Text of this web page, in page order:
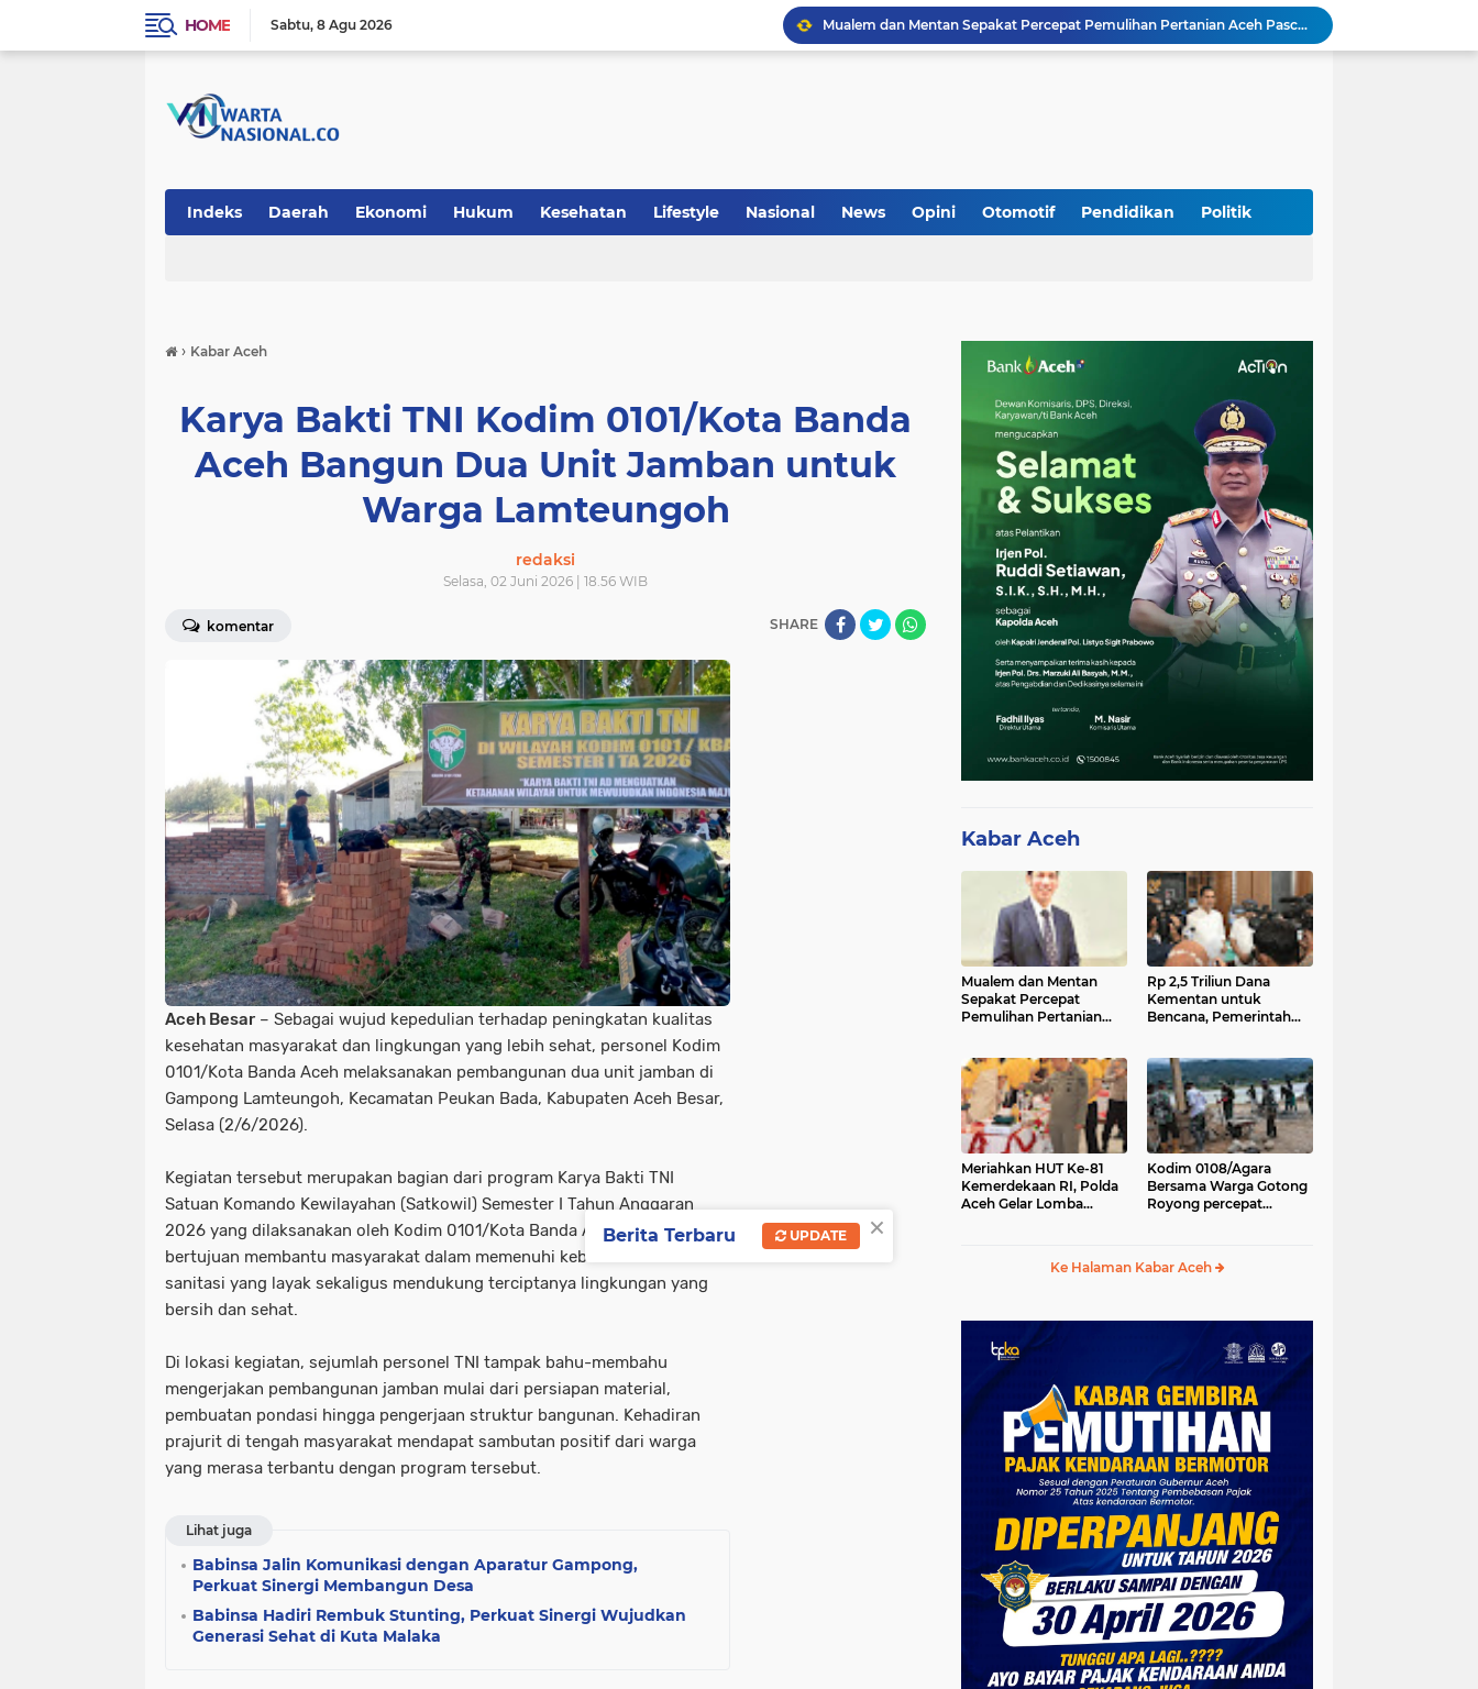
HOME Sabtu 8 Agu 2026
Mualem dan Mentan Sepakat Percepat Pemulihan Pertanian Aceh Pascabencana
Rp 2,5 Triliun Dana Kementan untuk Bencana, Pemerintah Aceh kelola Rp 9,7 M
Jaga Stabilitas Wilayah, Koramil Montasik Intensifkan Patroli Keamanan di Desa Binaan
Indeks Daerah Ekonomi Hukum Kesehatan Lifestyle Nasional News Opini Otomotif Pendidikan Politik
› Kabar Aceh
Karya Bakti TNI Kodim 0101/Kota Banda
Aceh Bangun Dua Unit Jamban untuk
Warga Lamteungoh
redaksi
Selasa, 02 Juni 2026 | 18.56 WIB
komentar SHARE
Aceh Besar – Sebagai wujud kepedulian terhadap peningkatan kualitas
kesehatan masyarakat dan lingkungan yang lebih sehat, personel Kodim
0101/Kota Banda Aceh melaksanakan pembangunan dua unit jamban di
Gampong Lamteungoh, Kecamatan Peukan Bada, Kabupaten Aceh Besar,
Selasa (2/6/2026).
Kegiatan tersebut merupakan bagian dari program Karya Bakti TNI
Satuan Komando Kewilayahan (Satkowil) Semester I Tahun Anggaran
2026 yang dilaksanakan oleh Kodim 0101/Kota Banda Aceh. Program ini
bertujuan membantu masyarakat dalam memenuhi kebutuhan sarana
sanitasi yang layak sekaligus mendukung terciptanya lingkungan yang
bersih dan sehat.
Di lokasi kegiatan, sejumlah personel TNI tampak bahu-membahu
mengerjakan pembangunan jamban mulai dari persiapan material,
pembuatan pondasi hingga pengerjaan struktur bangunan. Kehadiran
prajurit di tengah masyarakat mendapat sambutan positif dari warga
yang merasa terbantu dengan program tersebut.
Lihat juga
Babinsa Jalin Komunikasi dengan Aparatur Gampong,
Perkuat Sinergi Membangun Desa
Babinsa Hadiri Rembuk Stunting, Perkuat Sinergi Wujudkan
Generasi Sehat di Kuta Malaka
Kabar Aceh
Mualem dan Mentan
Sepakat Percepat
Pemulihan Pertanian
Rp 2,5 Triliun Dana
Kementan untuk
Bencana, Pemerintah
Meriahkan HUT Ke-81
Kemerdekaan RI, Polda
Aceh Gelar Lomba
Kodim 0108/Agara
Bersama Warga Gotong
Royong percepat
Tenggara
Ke Halaman Kabar Aceh
×
Berita Terbaru UPDATE